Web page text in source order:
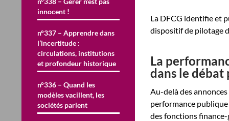
La DFCG identifie et
dispositif de pilotage
La
dans le débat
Au-delà des
performance publique
des fonctions
innocent !
n°337 – Apprendre dans
l’incertitude :
circulations, institutions
et profondeur historique
n°336 – Quand les
modèles vacillent, les
sociétés parlent